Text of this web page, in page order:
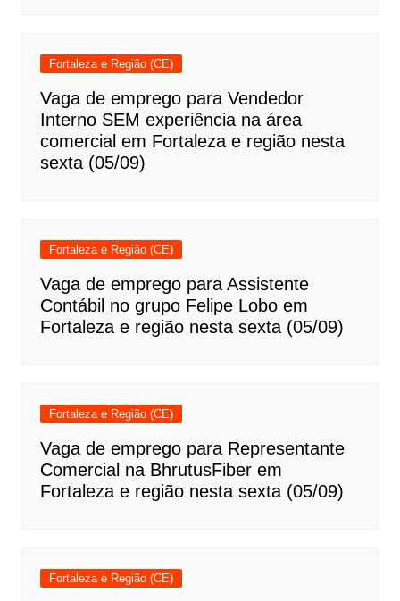
Fortaleza e Região (CE)
Vaga de emprego para Vendedor
Interno SEM experiência na área
comercial em Fortaleza e região nesta
sexta (05/09)
Fortaleza e Região (CE)
Vaga de emprego para Assistente
Contábil no grupo Felipe Lobo em
Fortaleza e região nesta sexta (05/09)
Fortaleza e Região (CE)
Vaga de emprego para Representante
Comercial na BhrutusFiber em
Fortaleza e região nesta sexta (05/09)
Fortaleza e Região (CE)